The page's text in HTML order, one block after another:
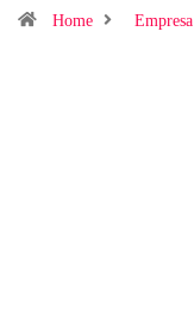
Home Empresa